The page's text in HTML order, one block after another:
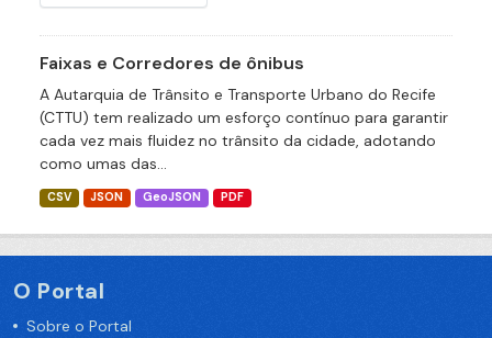
Faixas e Corredores de ônibus
A Autarquia de Trânsito e Transporte Urbano do Recife
(CTTU) tem realizado um esforço contínuo para garantir
cada vez mais fluidez no trânsito da cidade, adotando
como umas das...
CSV JSON GeoJSON PDF
O Portal
Sobre o Portal